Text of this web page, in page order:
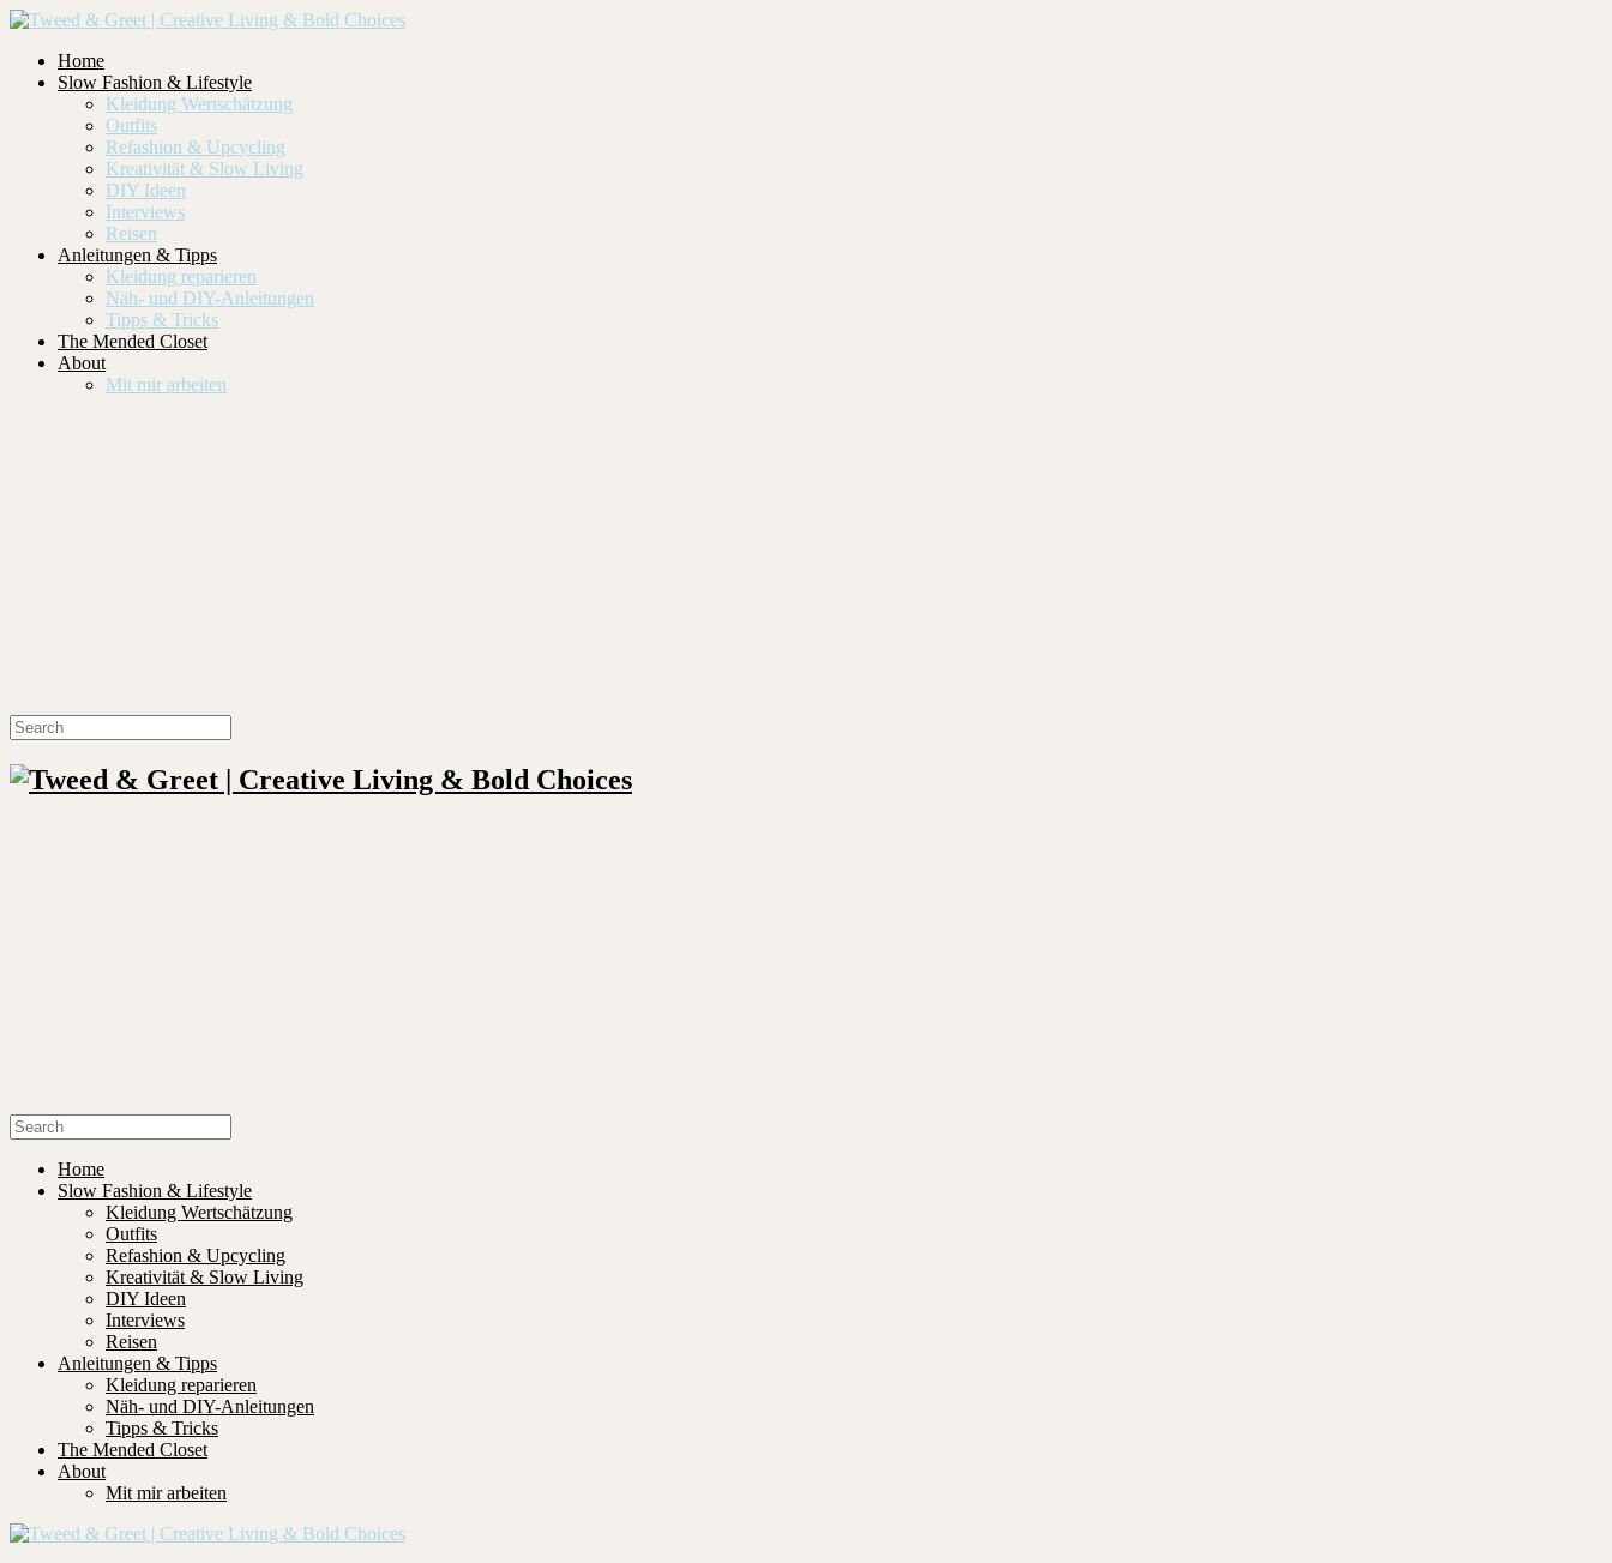
Home
Slow Fashion & Lifestyle
Kleidung Wertschätzung
Outfits
Refashion & Upcycling
Kreativität & Slow Living
DIY Ideen
Interviews
Reisen
Anleitungen & Tipps
Kleidung reparieren
Näh- und DIY-Anleitungen
Tipps & Tricks
The Mended Closet
About
Mit mir arbeiten
Home
Slow Fashion & Lifestyle
Kleidung Wertschätzung
Outfits
Refashion & Upcycling
Kreativität & Slow Living
DIY Ideen
Interviews
Reisen
Anleitungen & Tipps
Kleidung reparieren
Näh- und DIY-Anleitungen
Tipps & Tricks
The Mended Closet
About
Mit mir arbeiten